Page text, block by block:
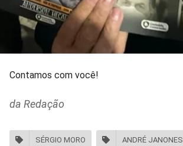
Contamos com você!
da Redação
SÉRGIO MORO ANDRÉ JANONES